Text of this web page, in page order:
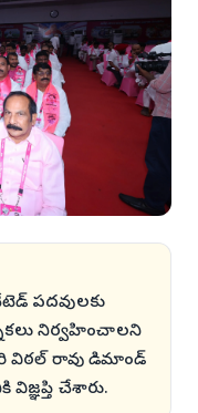
పదవులకు
నిర్వహించాలని
విఠల్ రావు డిమాండ్
చేశారు.